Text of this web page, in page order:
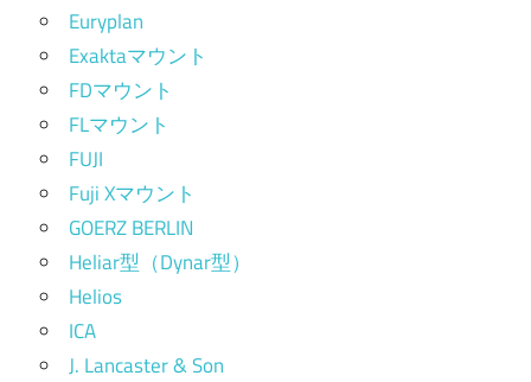
Euryplan
Exaktaマウント
FDマウント
FLマウント
FUJI
Fuji Xマウント
GOERZ BERLIN
Heliar型（Dynar型）
Helios
ICA
J. Lancaster & Son